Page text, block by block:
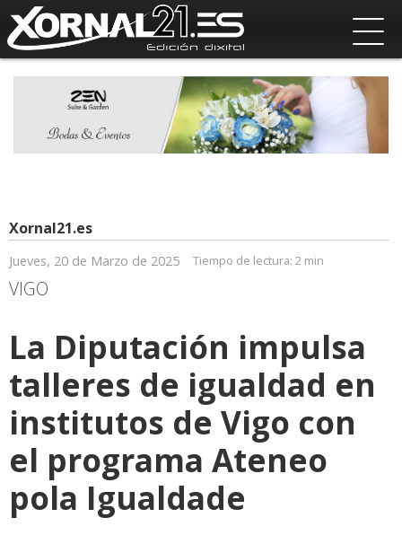
Xornal21.es
Jueves, 20 de Marzo de 2025 Tiempo de lectura: 2 min
VIGO
La Diputación impulsa
talleres de igualdad en
institutos de Vigo con
el programa Ateneo
pola Igualdade